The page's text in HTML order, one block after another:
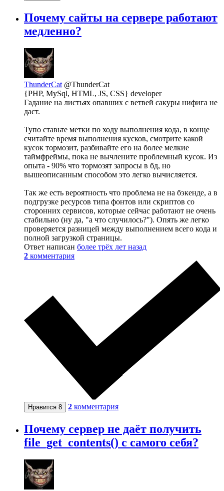
Почему сайты на сервере работают
медленно?
ThunderCat @ThunderCat
{PHP, MySql, HTML, JS, CSS} developer
Гадание на листьях опавших с ветвей сакуры нифига не
даст.
Тупо ставьте метки по ходу выполнения кода, в конце
считайте время выполнения кусков, смотрите какой
кусок тормозит, разбивайте его на более мелкие
таймфреймы, пока не вычлените проблемный кусок. Из
опыта - 90% что тормозят запросы в бд, но
вышеописанным способом это легко вычисляется.
Так же есть вероятность что проблема не на бэкенде, а в
подгрузке ресурсов типа фонтов или скриптов со
сторонних сервисов, которые сейчас работают не очень
стабильно (ну да, "а что случилось?"). Опять же легко
проверяется разницей между выполнением всего кода и
полной загрузкой страницы.
Ответ написан более трёх лет назад
2 комментария
Нравится 8 2 комментария
Почему сервер не даёт получить
file_get_contents() с самого себя?